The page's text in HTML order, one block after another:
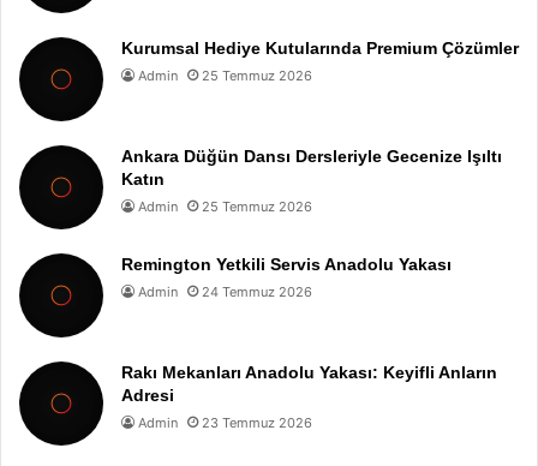
Kurumsal Hediye Kutularında Premium Çözümler
Admin 25 Temmuz 2026
Ankara Düğün Dansı Dersleriyle Gecenize Işıltı
Katın
Admin 25 Temmuz 2026
Remington Yetkili Servis Anadolu Yakası
Admin 24 Temmuz 2026
Rakı Mekanları Anadolu Yakası: Keyifli Anların
Adresi
Admin 23 Temmuz 2026